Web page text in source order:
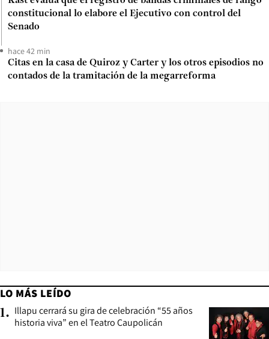
constitucional lo elabore el Ejecutivo con control del
Senado
hace 42 min
Citas en la casa de Quiroz y Carter y los otros episodios no
contados de la tramitación de la megarreforma
LO MÁS LEÍDO
1. Illapu cerrará su gira de celebración “55 años
historia viva” en el Teatro Caupolicán